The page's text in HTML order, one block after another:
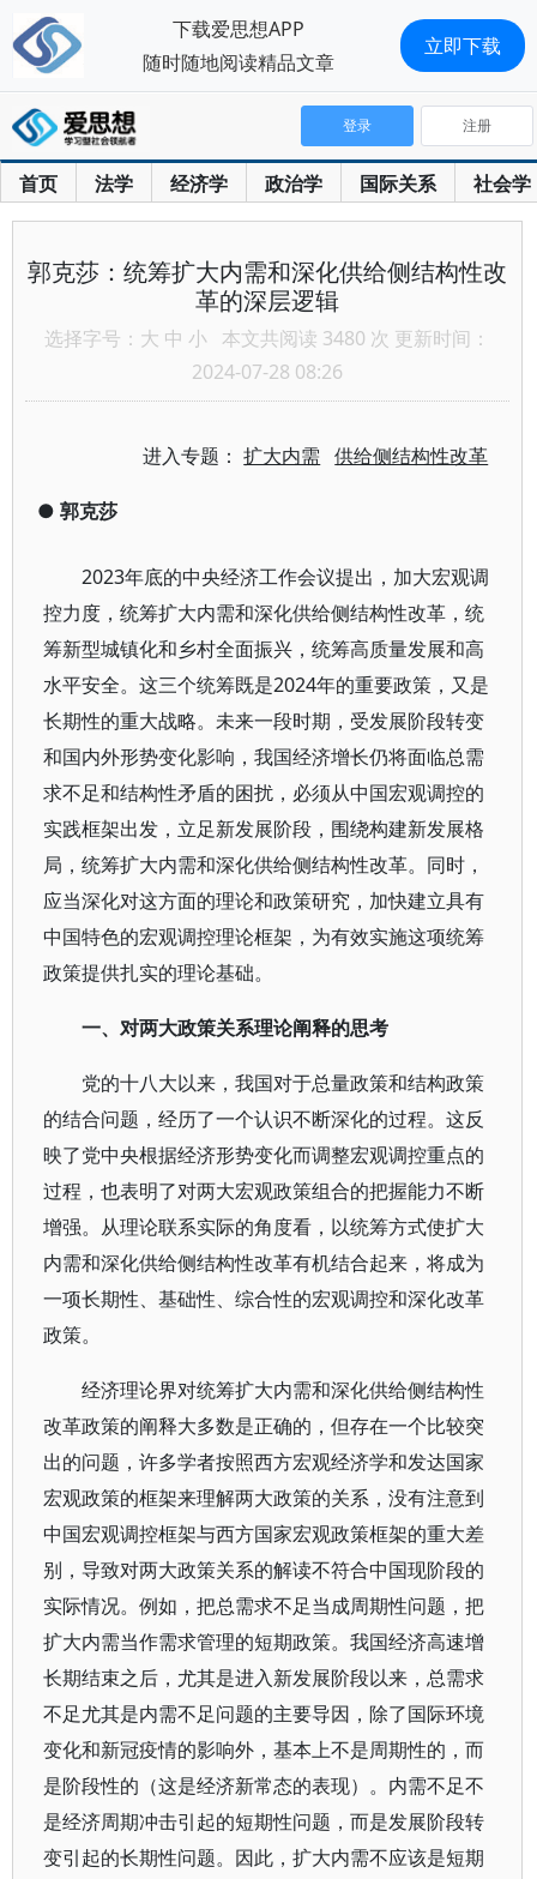
首页 法学 经济学 政治学 国际关系 社会学
登录 注册
郭克莎：统筹扩大内需和深化供给侧结构性改
革的深层逻辑
选择字号： 大 中 小 本文共阅读 3480 次 更新时间：
2024-07-28 08:26
进入专题：扩大内需 供给侧结构性改革
● 郭克莎
2023年底的中央经济工作会议提出，加大宏观调
控力度，统筹扩大内需和深化供给侧结构性改革，统
筹新型城镇化和乡村全面振兴，统筹高质量发展和高
水平安全。这三个统筹既是2024年的重要政策，又是
长期性的重大战略。未来一段时期，受发展阶段转变
和国内外形势变化影响，我国经济增长仍将面临总需
求不足和结构性矛盾的困扰，必须从中国宏观调控的
实践框架出发，立足新发展阶段，围绕构建新发展格
局，统筹扩大内需和深化供给侧结构性改革。同时，
应当深化对这方面的理论和政策研究，加快建立具有
中国特色的宏观调控理论框架，为有效实施这项统筹
政策提供扎实的理论基础。
一、对两大政策关系理论阐释的思考
党的十八大以来，我国对于总量政策和结构政策
的结合问题，经历了一个认识不断深化的过程。这反
映了党中央根据经济形势变化而调整宏观调控重点的
过程，也表明了对两大宏观政策组合的把握能力不断
增强。从理论联系实际的角度看，以统筹方式使扩大
内需和深化供给侧结构性改革有机结合起来，将成为
一项长期性、基础性、综合性的宏观调控和深化改革
政策。
经济理论界对统筹扩大内需和深化供给侧结构性
改革政策的阐释大多数是正确的，但存在一个比较突
出的问题，许多学者按照西方宏观经济学和发达国家
宏观政策的框架来理解两大政策的关系，没有注意到
中国宏观调控框架与西方国家宏观政策框架的重大差
别，导致对两大政策关系的解读不符合中国现阶段的
实际情况。例如，把总需求不足当成周期性问题，把
扩大内需当作需求管理的短期政策。我国经济高速增
长期结束之后，尤其是进入新发展阶段以来，总需求
不足尤其是内需不足问题的主要导因，除了国际环境
变化和新冠疫情的影响外，基本上不是周期性的，而
是阶段性的（这是经济新常态的表现）。内需不足不
是经济周期冲击引起的短期性问题，而是发展阶段转
变引起的长期性问题。因此，扩大内需不应该是短期
下载爱思想APP
随时随地阅读精品文章
立即下载